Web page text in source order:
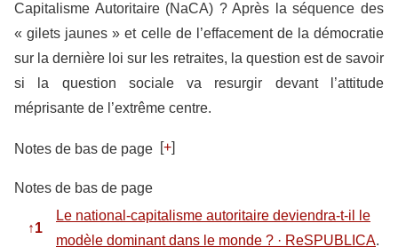
Capitalisme Autoritaire (NaCA) ? Après la séquence des
« gilets jaunes » et celle de l’effacement de la démocratie
sur la dernière loi sur les retraites, la question est de savoir
si la question sociale va resurgir devant l’attitude
méprisante de l’extrême centre.
Notes de bas de page [+]
Notes de bas de page
↑1
Le national-capitalisme autoritaire deviendra-t-il le
modèle dominant dans le monde ? · ReSPUBLICA.